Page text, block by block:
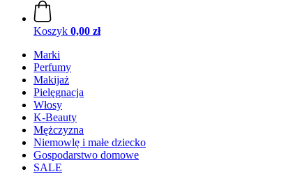
Koszyk 0,00 zł
Marki
Perfumy
Makijaż
Pielęgnacja
Włosy
K-Beauty
Mężczyzna
Niemowlę i małe dziecko
Gospodarstwo domowe
SALE